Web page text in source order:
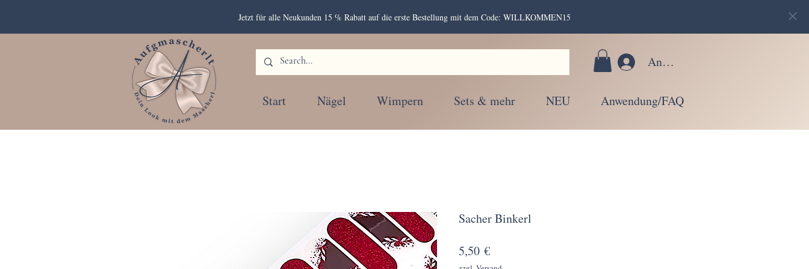
Jetzt für alle Neukunden 15 % Rabatt auf die erste Bestellung mit dem Code: WILLKOMMEN15
Anmelden
Start Nägel Wimpern Sets & mehr NEU Anwendung/FAQ
Sacher Binkerl
5,50 €Preis